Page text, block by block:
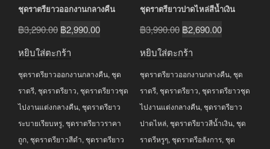
ชุดราตรียาวออกงานกลางคืน
฿3,290.00 Original
฿3,290.00.
฿2,990.00Current
฿2,990.00.
หยิบใส่ตะกร้า
ชุดราตรียาวออกงานกลางคืน, ชุด
ราตรี, ชุดราตรียาว, ชุดราตรียาวชุด
ไปงานแต่งกลางคืน, ชุดราตรียาว
ระบายเรียบหรู, ชุดราตรียาวราคา
ถูก, ชุดราตรียาวสีดำ, ชุดราตรียาว
ชุดราตรียาวปาดไหล่สีน้ำเงิน
฿3,990.00 Original
฿3,990.00.
฿2,690.00Current
฿2,690.00.
หยิบใส่ตะกร้า
ชุดราตรียาวออกงานกลางคืน, ชุด
ราตรี, ชุดราตรียาว, ชุดราตรียาวชุด
ไปงานแต่งกลางคืน, ชุดราตรียาว
ปาดไหล่, ชุดราตรียาวสีน้ำเงิน, ชุด
ราตรีหรูๆ, ชุดราตรีอลังการ, ชุด